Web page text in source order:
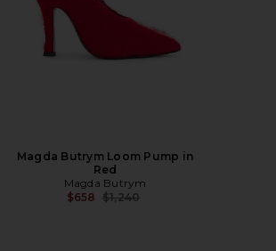
Magda Butrym Loom Pump in
Red
Magda Butrym
$658 Precio anterior:
$1,240